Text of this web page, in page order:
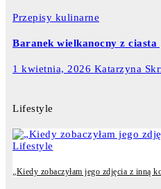
Przepisy kulinarne
Baranek wielkanocny z ciasta
1 kwietnia, 2026 Katarzyna
Lifestyle
Lifestyle
„Kiedy zobaczyłam jego zdjęcia z inną